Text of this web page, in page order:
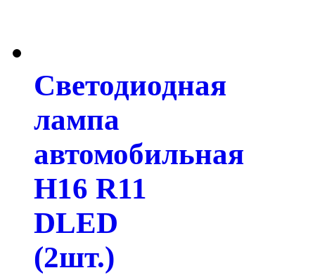
Светодиодная
лампа
автомобильная
H16 R11
DLED
(2шт.)